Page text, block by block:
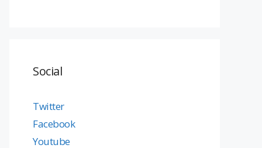
Social
Twitter
Facebook
Youtube